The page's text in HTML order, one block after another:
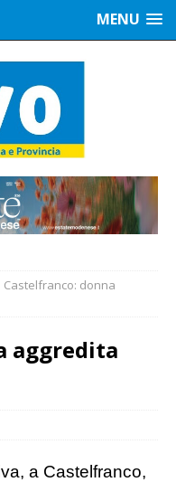
MENU
Castelfranco: donna
aggredita
a Castelfranco,